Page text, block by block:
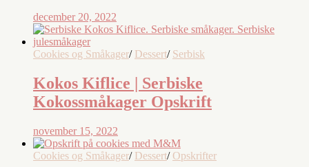
december 20, 2022
Cookies og Småkager/ Dessert/ Serbisk
Kokos Kiflice | Serbiske
Kokossmåkager Opskrift
november 15, 2022
Cookies og Småkager/ Dessert/ Opskrifter